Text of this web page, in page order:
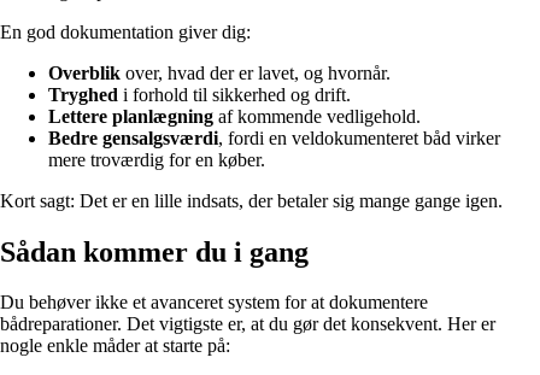
En god dokumentation giver dig:
Overblik over, hvad der er lavet, og hvornår.
Tryghed i forhold til sikkerhed og drift.
Lettere planlægning af kommende vedligehold.
Bedre gensalgsværdi, fordi en veldokumenteret båd virker
mere troværdig for en køber.
Kort sagt: Det er en lille indsats, der betaler sig mange gange igen.
Sådan kommer du i gang
Du behøver ikke et avanceret system for at dokumentere
bådreparationer. Det vigtigste er, at du gør det konsekvent. Her er
nogle enkle måder at starte på: